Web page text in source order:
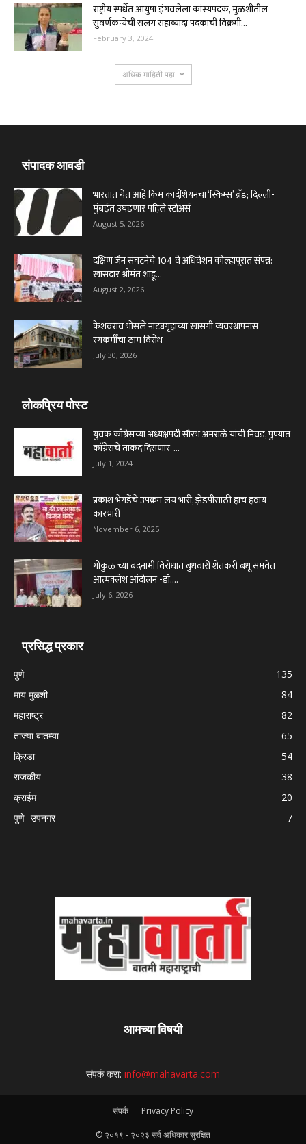
राष्ट्रीय स्पर्धेत आयुषा इंगवलेला कांस्यपदक, मुळशीतील
सुवर्णकन्येची सलग सहाव्यांदा पदकाची विक्रमी...
February 3, 2024
अधिक माहिती पहा
संपादक आवडी
भारतात येत आहे किम कार्दशियनचा ‘स्किम्स’ ब्रँड; दिल्ली-
मुंबईत उघडणार पहिले स्टोअर्स
August 5, 2026
दक्षिण जैन संघटनेचे 104 वे अधिवेशन कोल्हापूरात संपन्न:
खासदार श्रीमंत शाहू...
August 2, 2026
केशवराव भोसले नाट्यगृहाच्या खासगी व्यवस्थापनास
रंगकर्मींचा ठाम विरोध
July 30, 2026
लोकप्रिय पोस्ट
युवक काँग्रेसच्या अध्यक्षपदी सौरभ अमराळे यांची निवड, पुण्यात
काॅग्रेसचे ताकद दिसणार-...
July 1, 2024
प्रकाश भेगडेंचे उपक्रम लय भारी, झेडपीसाठी हाच हवाय
कारभारी
November 6, 2025
गोकुळ च्या बदनामी विरोधात बुधवारी शेतकरी बंधू समवेत
आत्मक्लेश आंदोलन -डॉ....
July 6, 2026
प्रसिद्ध प्रकार
पुणे
135
माय मुळशी
84
महाराष्ट्र
82
ताज्या बातम्या
65
क्रिडा
54
राजकीय
38
क्राईम
20
पुणे -उपनगर
7
आमच्या विषयी
संपर्क करा: info@mahavarta.com
संपर्क Privacy Policy
© २०१९ - २०२३ सर्व अधिकार सुरक्षित